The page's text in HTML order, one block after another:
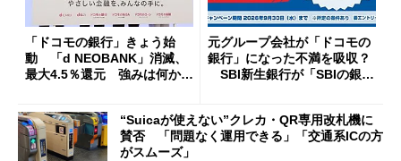
「ドコモの銀行」きょう始
動 「d NEOBANK」消滅、
最大4.5％還元 強みは何か解
元グループ会社が「ドコモの
銀行」になった不満を吸収？
SBI新生銀行が「SBIの銀
開催
“Suicaが使えない”クレカ・QR専用改札機に
賛否 「問題なく運用できる」「交通系ICの方
がスムーズ」